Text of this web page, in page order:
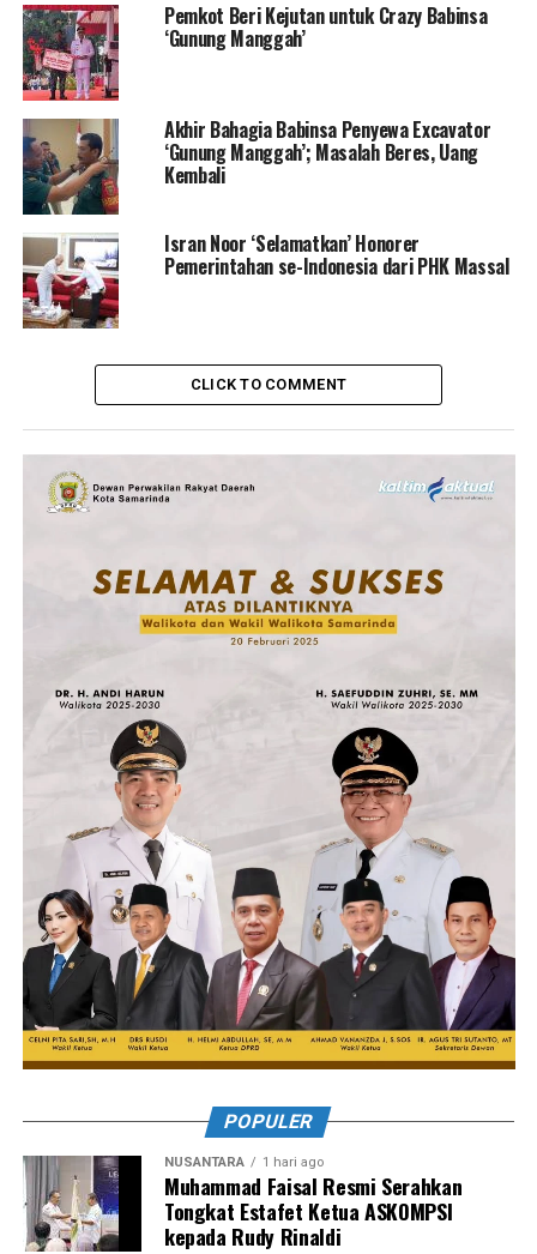
Pemkot Beri Kejutan untuk Crazy Babinsa
‘Gunung Manggah’
Akhir Bahagia Babinsa Penyewa Excavator
‘Gunung Manggah’; Masalah Beres, Uang
Kembali
Isran Noor ‘Selamatkan’ Honorer
Pemerintahan se-Indonesia dari PHK Massal
CLICK TO COMMENT
POPULER
NUSANTARA 1 hari ago
Muhammad Faisal Resmi Serahkan
Tongkat Estafet Ketua ASKOMPSI
kepada Rudy Rinaldi